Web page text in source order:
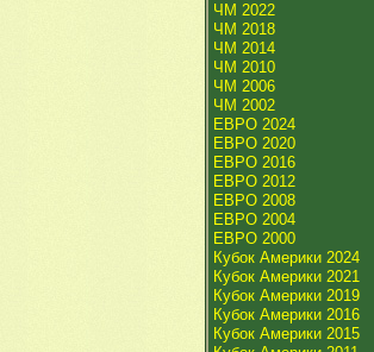
ЧМ 2022
ЧМ 2018
ЧМ 2014
ЧМ 2010
ЧМ 2006
ЧМ 2002
ЕВРО 2024
ЕВРО 2020
ЕВРО 2016
ЕВРО 2012
ЕВРО 2008
ЕВРО 2004
ЕВРО 2000
Кубок Америки 2024
Кубок Америки 2021
Кубок Америки 2019
Кубок Америки 2016
Кубок Америки 2015